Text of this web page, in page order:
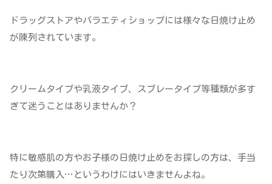
ドラッグストアやバラエティショップには様々な日焼け止め
が陳列されています。
クリームタイプや乳液タイプ、スプレータイプ等種類が多す
ぎて迷うことはありませんか？
特に敏感肌の方やお子様の日焼け止めをお探しの方は、手当
たり次第購入…というわけにはいきませんよね。